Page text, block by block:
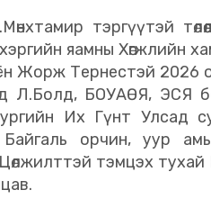
тэргүүтэй
яамны Хөгжлийн
Жорж Тернестэй 2026
Л.Болд, БОУАӨЯ, ЭСЯ
Их Гүнт Улсад
орчин, уур
Цөлжилттэй тэмцэх